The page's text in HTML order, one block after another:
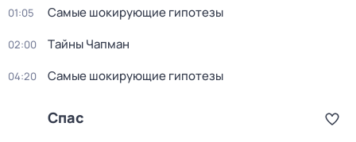
01:05 Самые шoкиpующие гипотезы
02:00 Тaйны Чапман
04:20 Самые шoкиpующие гипотезы
Спас